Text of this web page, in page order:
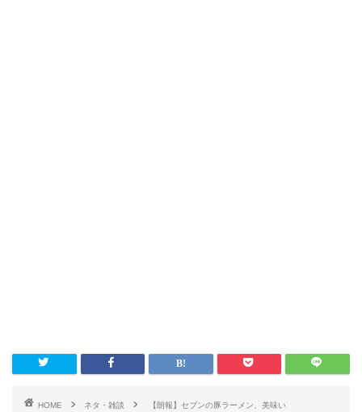
HOME ネタ・雑談 【朗報】セブンの豚ラーメン、美味い